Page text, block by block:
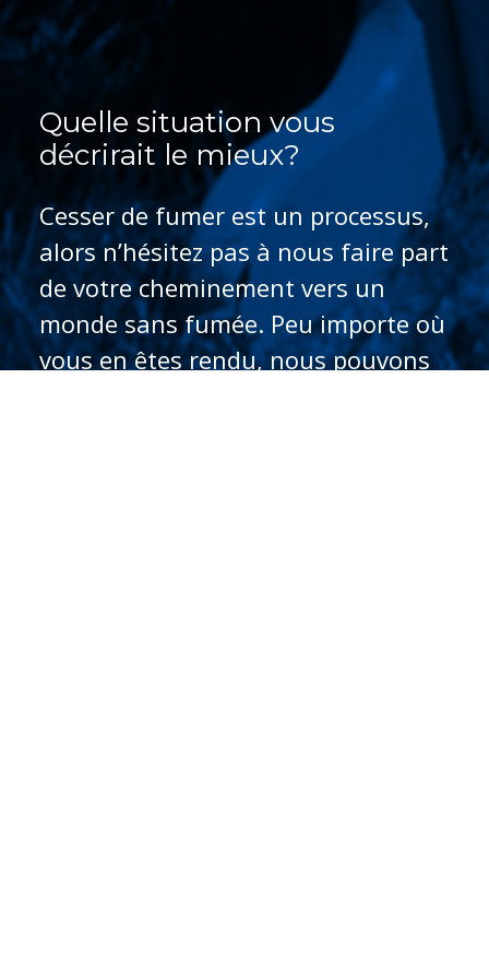
Quelle situation vous
décrirait le mieux?
Cesser de fumer est un processus,
alors n’hésitez pas à nous faire part
de votre cheminement vers un
monde sans fumée. Peu importe où
vous en êtes rendu, nous pouvons